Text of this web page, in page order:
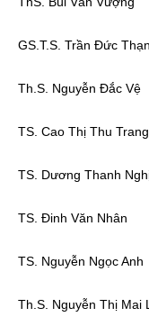
Năng lượng
Nhiệm vụ trọng tâm
Chọn ngôn ngữ
BỘ
Chịu trách nhiệm nội
GS.T.S. Trần Đức
Th.S. Nguyễn Đắc Vệ
TS. Cao Thị Thu Trang
TS. Dương Thanh
TS. Đinh Văn Nhân
TS. Nguyễn Ngọc Anh
Th.S. Nguyễn Thị Mai